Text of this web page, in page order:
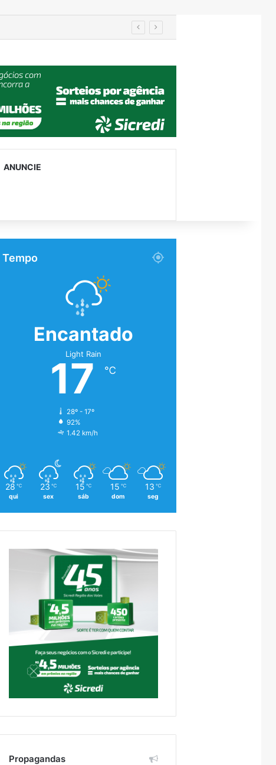
ANUNCIE
Tempo
Encantado
Light Rain
17 ℃
28º - 17º
92%
1.42 km/h
28 ℃
qui
23 ℃
sex
15 ℃
sáb
15 ℃
dom
13 ℃
seg
Propagandas